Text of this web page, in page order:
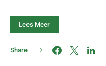
Lees Meer
Share